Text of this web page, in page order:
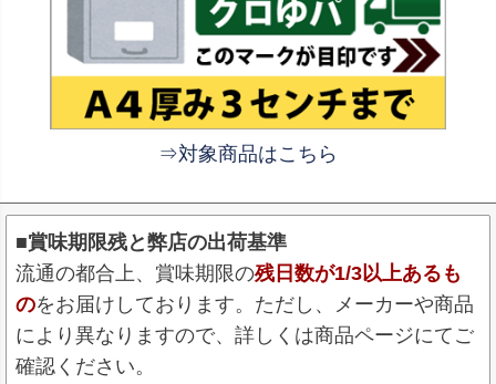
⇒対象商品はこちら
■賞味期限残と弊店の出荷基準
流通の都合上、賞味期限の残日数が1/3以上あるも
のをお届けしております。ただし、メーカーや商品
により異なりますので、詳しくは商品ページにてご
確認ください。